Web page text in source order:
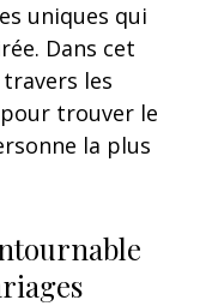
uniques qui
Dans cet
les
trouver le
la plus